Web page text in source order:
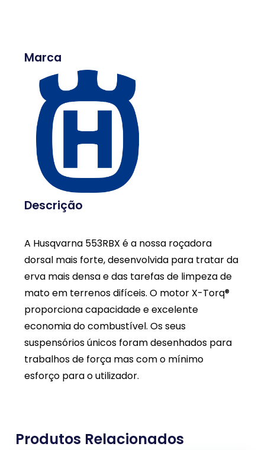
Marca
Descrição
A Husqvarna 553RBX é a nossa roçadora
dorsal mais forte, desenvolvida para tratar da
erva mais densa e das tarefas de limpeza de
mato em terrenos difíceis. O motor X-Torq®
proporciona capacidade e excelente
economia do combustível. Os seus
suspensórios únicos foram desenhados para
trabalhos de força mas com o mínimo
esforço para o utilizador.
Produtos Relacionados